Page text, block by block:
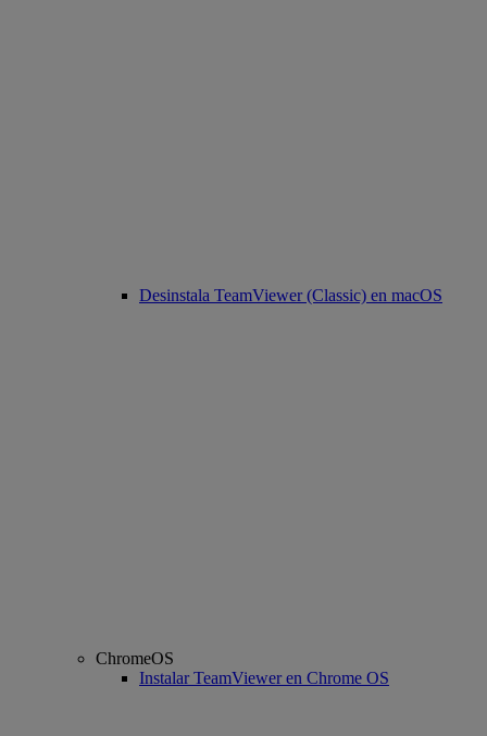
Desinstala TeamViewer (Classic) en macOS
ChromeOS
Instalar TeamViewer en Chrome OS